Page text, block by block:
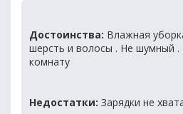
Достоинства: Влажная
шерсть и волосы . Не шумный .
комнату
Недостатки: Зарядки не